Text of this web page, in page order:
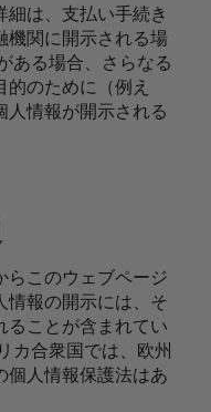
は、支払い手続き
機関に開示される場
ある場合、さらなる
のために（例え
人情報が開示される
らこのウェブページ
情報の開示には、そ
ることが含まれてい
カ合衆国では、欧州
個人情報保護法はあ